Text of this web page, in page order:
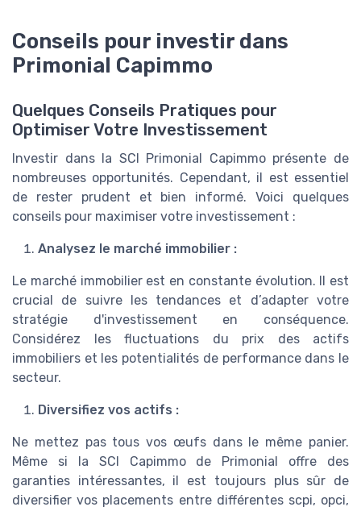
Conseils pour investir dans
Primonial Capimmo
Quelques Conseils Pratiques pour
Optimiser Votre Investissement
Investir dans la SCI Primonial Capimmo présente de
nombreuses opportunités. Cependant, il est essentiel
de rester prudent et bien informé. Voici quelques
conseils pour maximiser votre investissement :
Analysez le marché immobilier :
Le marché immobilier est en constante évolution. Il est
crucial de suivre les tendances et d’adapter votre
stratégie d'investissement en conséquence.
Considérez les fluctuations du prix des actifs
immobiliers et les potentialités de performance dans le
secteur.
Diversifiez vos actifs :
Ne mettez pas tous vos œufs dans le même panier.
Même si la SCI Capimmo de Primonial offre des
garanties intéressantes, il est toujours plus sûr de
diversifier vos placements entre différentes scpi, opci,